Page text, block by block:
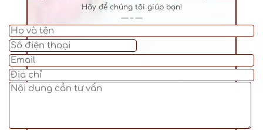
Hãy để chúng tôi giúp bạn!
— – —